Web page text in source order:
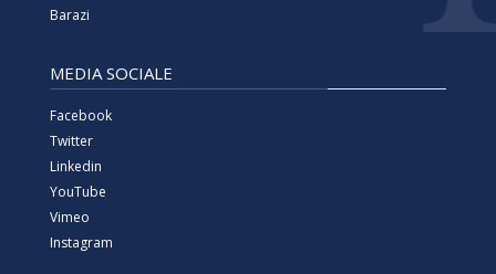
Barazi
MEDIA SOCIALE
Facebook
Twitter
Linkedin
YouTube
Vimeo
Instagram